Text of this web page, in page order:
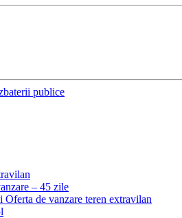
publice
– 45 zile
Oferta de vanzare teren extravilan